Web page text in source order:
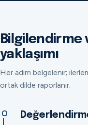
Bilgilendirme
yaklaşımı
Her adım belgelenir;
ortak dilde raporlanır.